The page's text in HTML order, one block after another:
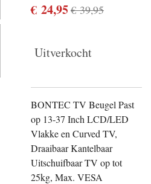
€ 24,95€ 39,95
Uitverkocht
BONTEC TV Beugel Past
op 13-37 Inch LCD/LED
Vlakke en Curved TV,
Draaibaar Kantelbaar
Uitschuifbaar TV op tot
25kg, Max. VESA